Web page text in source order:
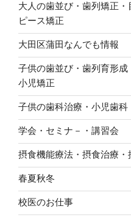
大人の歯並び・歯列矯正
ピース矯正
大田区蒲田なんでも情報
子供の歯並び・歯列育形成
小児矯正
子供の歯科治療・小児歯科
学会・セミナ－・講習会
摂食機能療法・摂食治療
春夏秋冬
校医のお仕事